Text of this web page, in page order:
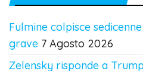
Fulmine colpisce
grave 7 Agosto 2026
Zelensky risponde a